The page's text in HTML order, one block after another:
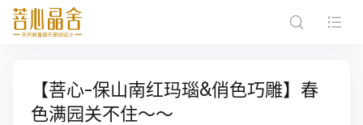
【菩心-保山南红玛瑙&俏色巧雕】春
色满园关不住～～